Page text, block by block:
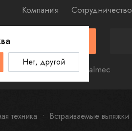
Нет, другой
Компания Сотрудничество
Omoikiri Falmec
техника Встраиваемые вытяжки